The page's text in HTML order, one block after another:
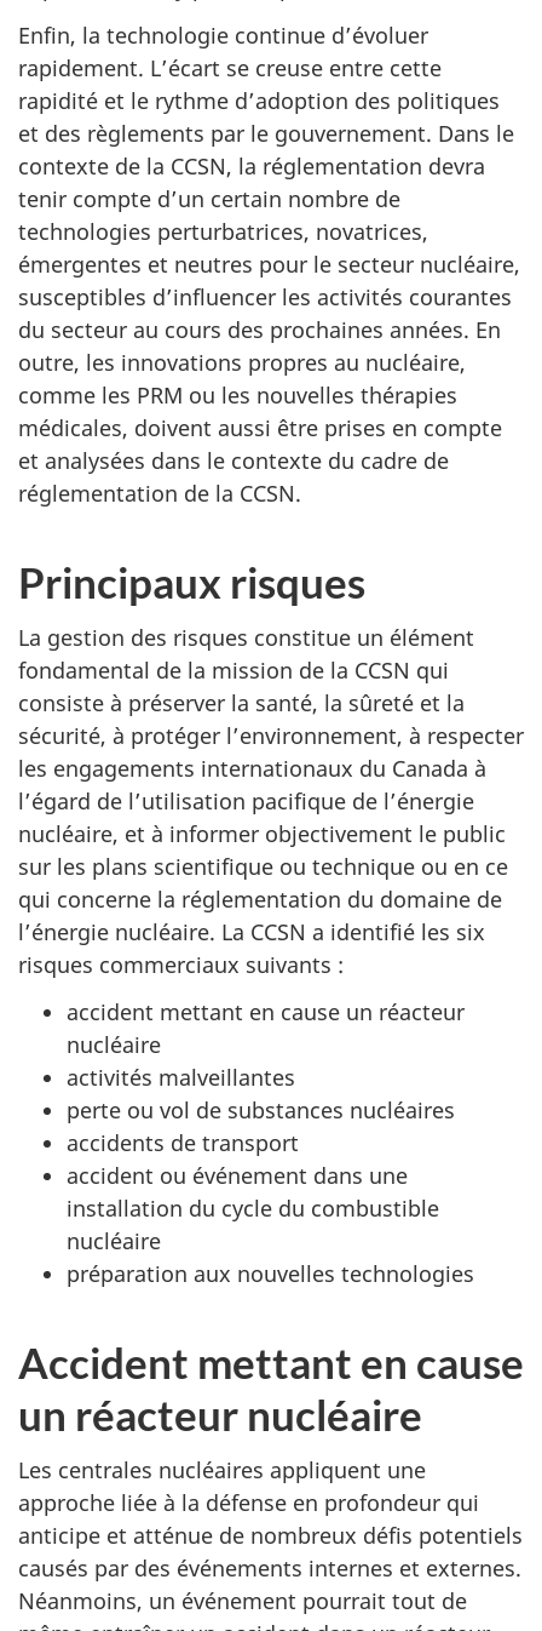
Enfin, la technologie continue d’évoluer
rapidement. L’écart se creuse entre cette
rapidité et le rythme d’adoption des politiques
et des règlements par le gouvernement. Dans le
contexte de la CCSN, la réglementation devra
tenir compte d’un certain nombre de
technologies perturbatrices, novatrices,
émergentes et neutres pour le secteur nucléaire,
susceptibles d’influencer les activités courantes
du secteur au cours des prochaines années. En
outre, les innovations propres au nucléaire,
comme les PRM ou les nouvelles thérapies
médicales, doivent aussi être prises en compte
et analysées dans le contexte du cadre de
réglementation de la CCSN.
Principaux risques
La gestion des risques constitue un élément
fondamental de la mission de la CCSN qui
consiste à préserver la santé, la sûreté et la
sécurité, à protéger l’environnement, à respecter
les engagements internationaux du Canada à
l’égard de l’utilisation pacifique de l’énergie
nucléaire, et à informer objectivement le public
sur les plans scientifique ou technique ou en ce
qui concerne la réglementation du domaine de
l’énergie nucléaire. La CCSN a identifié les six
risques commerciaux suivants :
accident mettant en cause un réacteur
nucléaire
activités malveillantes
perte ou vol de substances nucléaires
accidents de transport
accident ou événement dans une
installation du cycle du combustible
nucléaire
préparation aux nouvelles technologies
Accident mettant en cause
un réacteur nucléaire
Les centrales nucléaires appliquent une
approche liée à la défense en profondeur qui
anticipe et atténue de nombreux défis potentiels
causés par des événements internes et externes.
Néanmoins, un événement pourrait tout de